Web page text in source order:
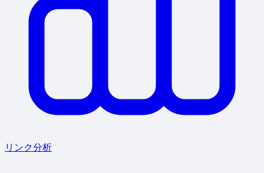
リンク分析